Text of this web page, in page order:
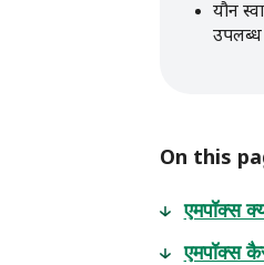
यौन
उपलब्ध
On this
एमपॉक्स
एमपॉक्स